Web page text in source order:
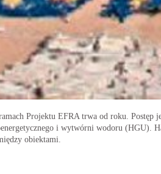
Projektu EFRA trwa od roku. Postęp
i wytwórni wodoru
obiektami.